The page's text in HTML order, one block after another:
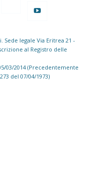
legale Via Eritrea 21 -
al Registro delle
03/2014 (Precedentemente
del 07/04/1973)